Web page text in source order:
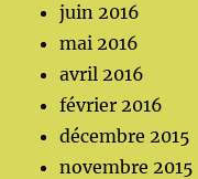
juin 2016
mai 2016
avril 2016
février 2016
décembre 2015
novembre 2015